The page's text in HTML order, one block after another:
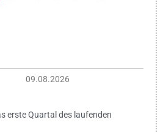
09.08.2026
erste Quartal des laufenden